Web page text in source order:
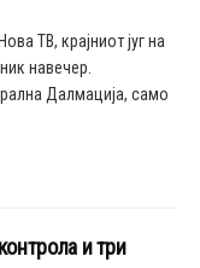
ТВ, крајниот југ на
навечер.
Далмација, само
и три